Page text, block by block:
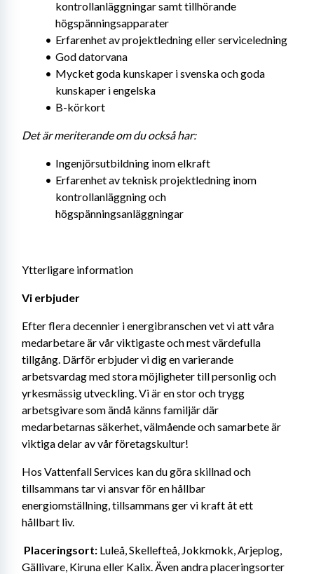
kontrollanläggningar samt tillhörande
högspänningsapparater
Erfarenhet av projektledning eller serviceledning
God datorvana
Mycket goda kunskaper i svenska och goda
kunskaper i engelska
B-körkort
Det är meriterande om du också har:
Ingenjörsutbildning inom elkraft
Erfarenhet av teknisk projektledning inom
kontrollanläggning och
högspänningsanläggningar
Ytterligare information
Vi erbjuder
Efter flera decennier i energibranschen vet vi att våra
medarbetare är vår viktigaste och mest värdefulla
tillgång. Därför erbjuder vi dig en varierande
arbetsvardag med stora möjligheter till personlig och
yrkesmässig utveckling. Vi är en stor och trygg
arbetsgivare som ändå känns familjär där
medarbetarnas säkerhet, välmående och samarbete är
viktiga delar av vår företagskultur!
Hos Vattenfall Services kan du göra skillnad och
tillsammans tar vi ansvar för en hållbar
energiomställning, tillsammans ger vi kraft åt ett
hållbart liv.
Placeringsort: Luleå, Skellefteå, Jokkmokk, Arjeplog,
Gällivare, Kiruna eller Kalix. Även andra placeringsorter